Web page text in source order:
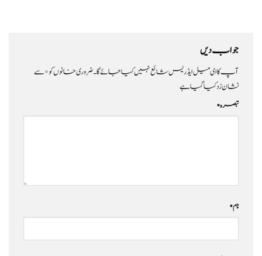
جواب دیں
آپ کا ای میل ایڈریس شائع نہیں کیا جائے گا۔ضروری خانوں کو*سے
نشان زد کیا گیا ہے
تبصرہ*
نام*